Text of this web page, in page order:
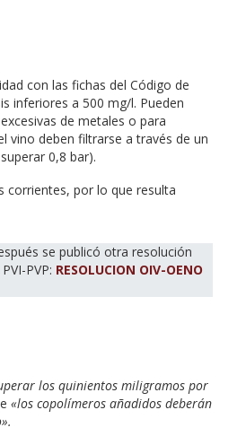
con las fichas del Código de
inferiores a 500 mg/l. Pueden
de metales o para
vino deben filtrarse a través de un
0,8 bar).
corrientes, por lo que resulta
se publicó otra resolución
PVP: RESOLUCION OIV-OENO
los quinientos miligramos por
«los copolímeros añadidos deberán